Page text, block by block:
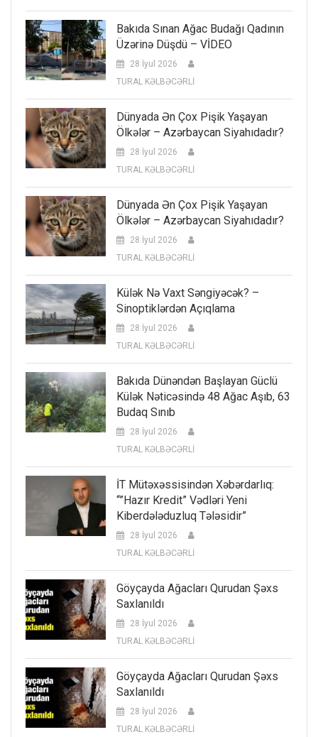
Bakıda Sınan Ağac Budağı Qadının
Üzərinə Düşdü – VİDEO
28 İyul 2026
TURAL KƏLBƏCƏRLİ
Dünyada Ən Çox Pişik Yaşayan
Ölkələr – Azərbaycan Siyahıdadır?
28 İyul 2026
TURAL KƏLBƏCƏRLİ
Dünyada Ən Çox Pişik Yaşayan
Ölkələr – Azərbaycan Siyahıdadır?
28 İyul 2026
TURAL KƏLBƏCƏRLİ
Külək Nə Vaxt Səngiyəcək? –
Sinoptiklərdən Açıqlama
28 İyul 2026
TURAL KƏLBƏCƏRLİ
Bakıda Dünəndən Başlayan Güclü
Külək Nəticəsində 48 Ağac Aşıb, 63
Budaq Sınıb
28 İyul 2026
TURAL KƏLBƏCƏRLİ
İT Mütəxəssisindən Xəbərdarlıq:
“”Hazır Kredit” Vədləri Yeni
Kiberdələduzluq Tələsidir”
28 İyul 2026
TURAL KƏLBƏCƏRLİ
Göyçayda Ağacları Qurudan Şəxs
Saxlanıldı
28 İyul 2026
TURAL KƏLBƏCƏRLİ
Göyçayda Ağacları Qurudan Şəxs
Saxlanıldı
28 İyul 2026
TURAL KƏLBƏCƏRLİ